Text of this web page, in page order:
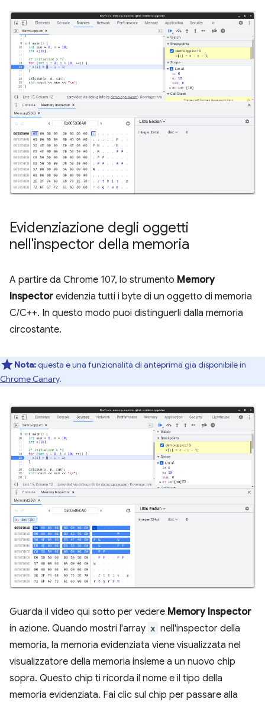
Evidenziazione degli oggetti
nell'inspector della memoria
A partire da Chrome 107, lo strumento Memory
Inspector evidenzia tutti i byte di un oggetto di memoria
C/C++. In questo modo puoi distinguerli dalla memoria
circostante.
Nota:questa è una funzionalità di anteprima già disponibile in
Chrome Canary.
Guarda il video qui sotto per vedere Memory Inspector
in azione. Quando mostri l'array x nell'inspector della
memoria, la memoria evidenziata viene visualizzata nel
visualizzatore della memoria insieme a un nuovo chip
sopra. Questo chip ti ricorda il nome e il tipo della
memoria evidenziata. Fai clic sul chip per passare alla